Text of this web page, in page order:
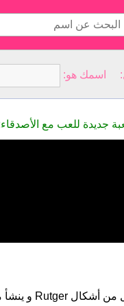
جديدة للعب مع